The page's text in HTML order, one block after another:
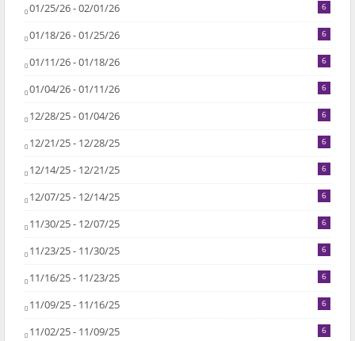
01/25/26 - 02/01/26 6
01/18/26 - 01/25/26 6
01/11/26 - 01/18/26 6
01/04/26 - 01/11/26 6
12/28/25 - 01/04/26 6
12/21/25 - 12/28/25 6
12/14/25 - 12/21/25 6
12/07/25 - 12/14/25 6
11/30/25 - 12/07/25 6
11/23/25 - 11/30/25 6
11/16/25 - 11/23/25 6
11/09/25 - 11/16/25 6
11/02/25 - 11/09/25 6